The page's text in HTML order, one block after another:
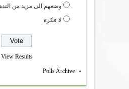
وضعهم الى مزيد من
لا فكرة
View Results
Polls Archive